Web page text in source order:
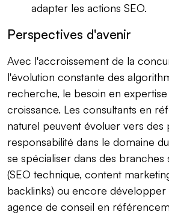
adapter les actions SEO.
Perspectives d'avenir
Avec l'accroissement de la
l'évolution constante des
recherche, le besoin en expertise
croissance. Les consultants en
naturel peuvent évoluer vers des
responsabilité dans le domaine
se spécialiser dans des branches
(SEO technique, content
backlinks) ou encore
agence de conseil en